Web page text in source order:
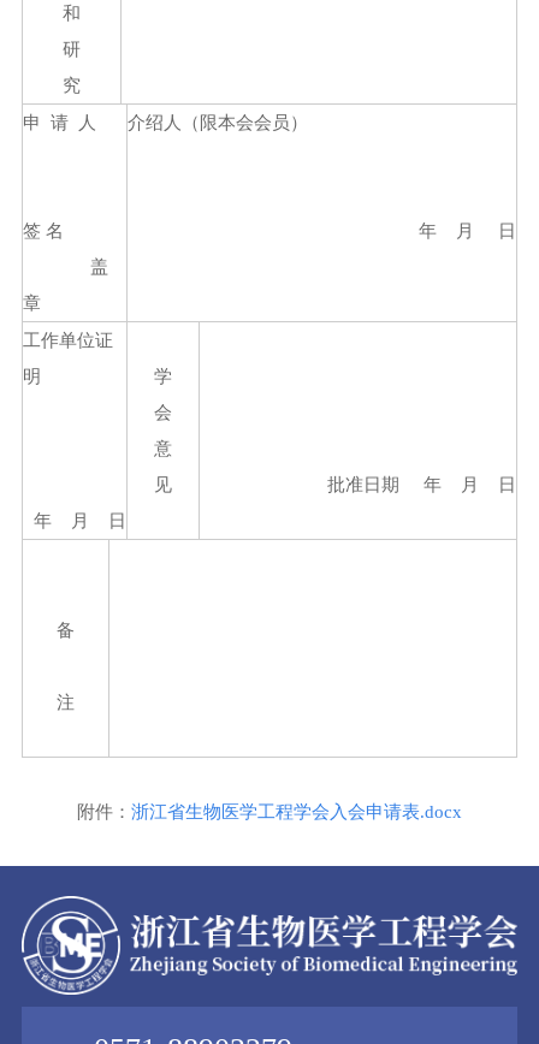
和
研
究
申 请 人
签 名
盖
章
介绍人（限本会会员）
年 月 日
工作单位证
明
年 月 日
学
会
意
见
批准日期 年 月 日
备
注
附件： 浙江省生物医学工程学会入会申请表.docx